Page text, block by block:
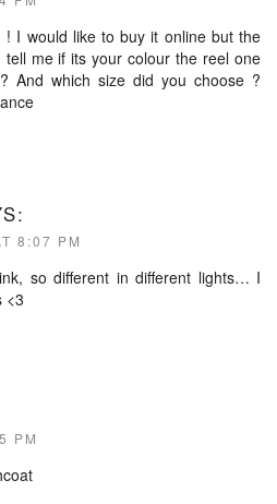
! I would like to buy it online but the
me if its your colour the reel one
And which size did you choose ?
8:07 PM
so different in different lights… I
<3
PM